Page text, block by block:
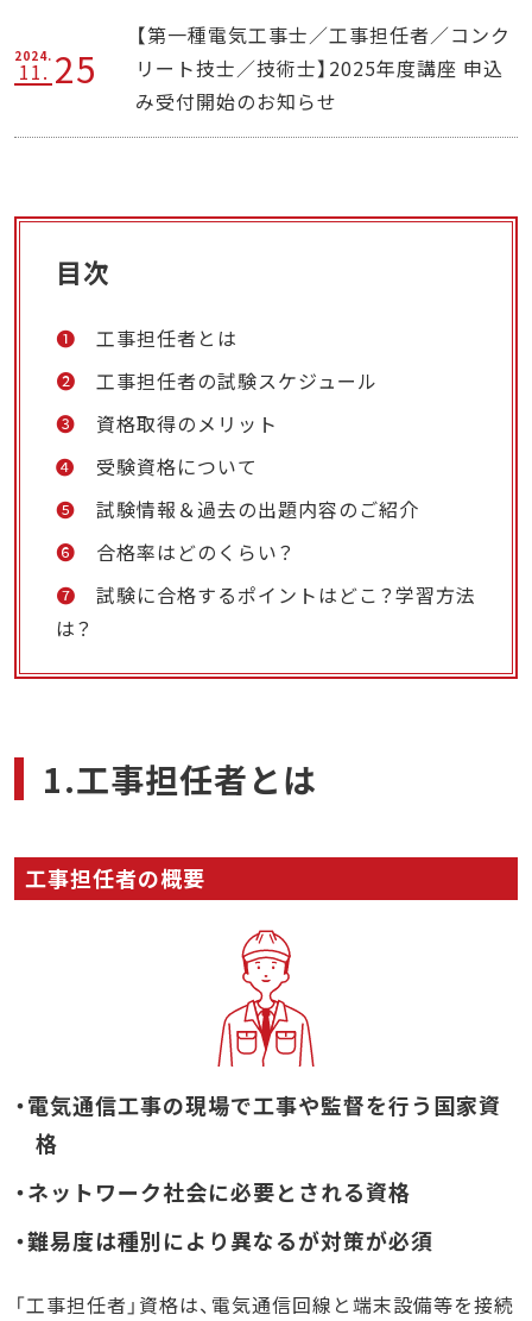
2024.
11. 25
【第一種電気工事士／工事担任者／コンク
リート技士／技術士】2025年度講座 申込
み受付開始のお知らせ
目次
❶ 工事担任者とは
❷ 工事担任者の試験スケジュール
❸ 資格取得のメリット
❹ 受験資格について
❺ 試験情報＆過去の出題内容のご紹介
❻ 合格率はどのくらい？
❼ 試験に合格するポイントはどこ？学習方法
は？
1.工事担任者とは
工事担任者の概要
・電気通信工事の現場で工事や監督を行う国家資
格
・ネットワーク社会に必要とされる資格
・難易度は種別により異なるが対策が必須
「工事担任者」資格は、電気通信回線と端末設備等を接続